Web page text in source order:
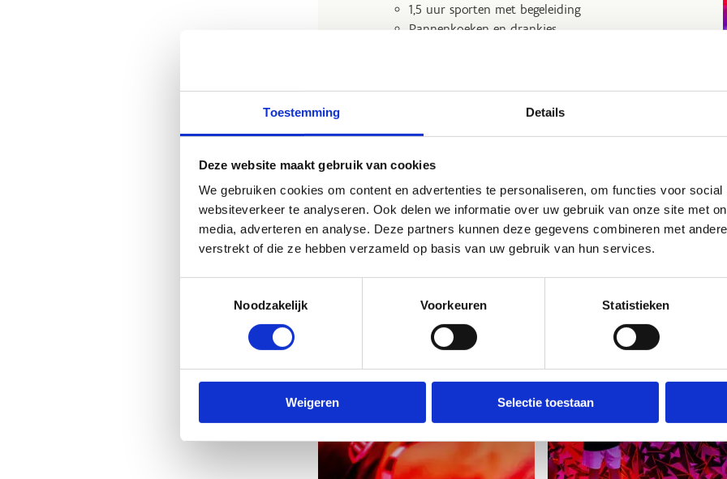
Toestemming Details
Deze website maakt gebruik van cookies
We gebruiken cookies om content en advertenties te personaliseren, om functies voor
websiteverkeer te analyseren. Ook delen we informatie over uw gebruik van onze site met
media, adverteren en analyse. Deze partners kunnen deze gegevens combineren met
verstrekt of die ze hebben verzameld op basis van uw gebruik van hun services.
Noodzakelijk
Voorkeuren Statistieken
Weigeren Selectie toestaan
1,5 uur sporten met begeleiding
Pannenkoeken en drankjes